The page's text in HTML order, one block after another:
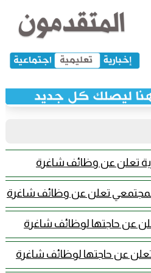
تعلن عن وظائف شاغرة
تعلن عن وظائف شاغرة
عن حاجتها لوظائف شاغرة
عن حاجتها لوظائف شاغرة